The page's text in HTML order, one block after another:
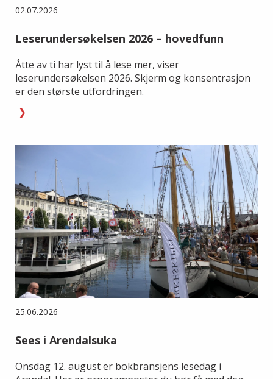
02.07.2026
Leserundersøkelsen 2026 – hovedfunn
Åtte av ti har lyst til å lese mer, viser
leserundersøkelsen 2026. Skjerm og konsentrasjon
er den største utfordringen.
25.06.2026
Sees i Arendalsuka
Onsdag 12. august er bokbransjens lesedag i